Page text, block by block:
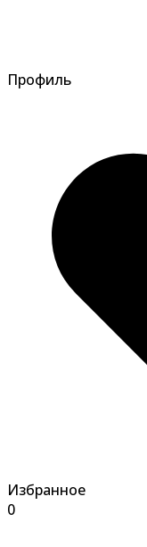
Профиль
Избранное
0